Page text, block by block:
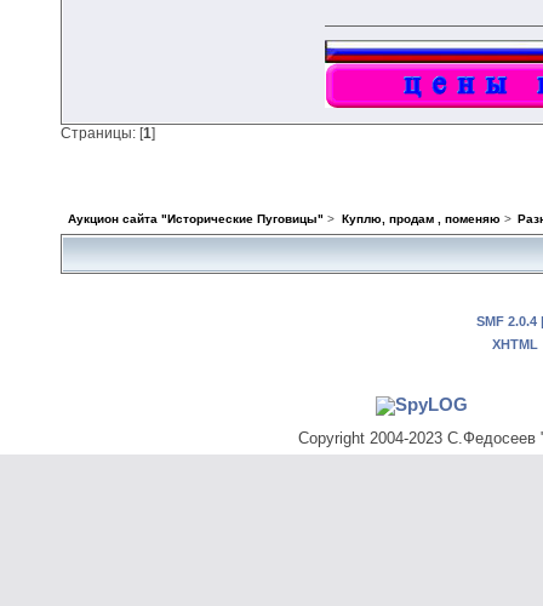
Страницы: [1]
Аукцион сайта "Исторические Пуговицы" > Куплю, продам , поменяю>
SMF 2.0.4
XHTML
Copyright 2004-2023 С.Федосеев